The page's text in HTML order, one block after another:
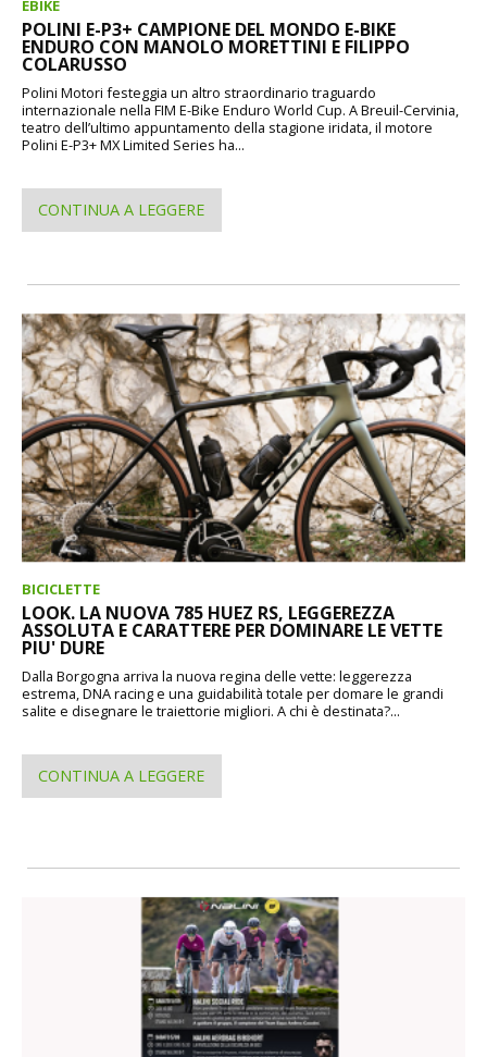
EBIKE
POLINI E-P3+ CAMPIONE DEL MONDO E-BIKE
ENDURO CON MANOLO MORETTINI E FILIPPO
COLARUSSO
Polini Motori festeggia un altro straordinario traguardo
internazionale nella FIM E-Bike Enduro World Cup. A Breuil-Cervinia,
teatro dell’ultimo appuntamento della stagione iridata, il motore
Polini E-P3+ MX Limited Series ha...
CONTINUA A LEGGERE
BICICLETTE
LOOK. LA NUOVA 785 HUEZ RS, LEGGEREZZA
ASSOLUTA E CARATTERE PER DOMINARE LE VETTE
PIU' DURE
Dalla Borgogna arriva la nuova regina delle vette: leggerezza
estrema, DNA racing e una guidabilità totale per domare le grandi
salite e disegnare le traiettorie migliori. A chi è destinata?...
CONTINUA A LEGGERE